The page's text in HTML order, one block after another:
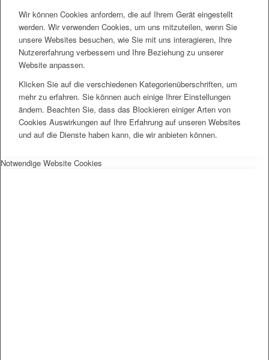
Wir können Cookies anfordern, die auf Ihrem Gerät eingestellt
werden. Wir verwenden Cookies, um uns mitzuteilen, wenn Sie
unsere Websites besuchen, wie Sie mit uns interagieren, Ihre
Nutzererfahrung verbessern und Ihre Beziehung zu unserer
Website anpassen.
Klicken Sie auf die verschiedenen Kategorienüberschriften, um
mehr zu erfahren. Sie können auch einige Ihrer Einstellungen
ändern. Beachten Sie, dass das Blockieren einiger Arten von
Cookies Auswirkungen auf Ihre Erfahrung auf unseren Websites
und auf die Dienste haben kann, die wir anbieten können.
Notwendige Website Cookies